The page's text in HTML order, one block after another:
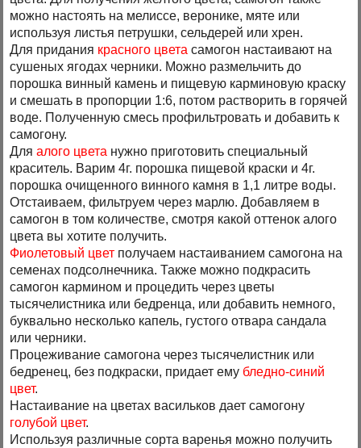
можно настоять на мелиссе, веронике, мяте или
используя листья петрушки, сельдерей или хрен.
Для придания красного цвета самогон настаивают на
сушеных ягодах черники. Можно размельчить до
порошка винный камень и пищевую карминовую краску
и смешать в пропорции 1:6, потом растворить в горячей
воде. Полученную смесь профильтровать и добавить к
самогону.
Дляалого цвета нужно приготовить специальный
краситель. Варим 4г. порошка пищевой краски и 4г.
порошка очищенного винного камня в 1,1 литре воды.
Отстаиваем, фильтруем через марлю. Добавляем в
самогон в том количестве, смотря какой оттенок алого
цвета вы хотите получить.
Фиолетовый цвет получаем настаиванием самогона на
семенах подсолнечника. Также можно подкрасить
самогон кармином и процедить через цветы
тысячелистника или бедренца, или добавить немного,
буквально несколько капель, густого отвара сандала
или черники.
Процеживание самогона через тысячелистник или
бедренец, без подкраски, придает ему бледно-синий
цвет.
Настаивание на цветах васильков дает самогону
голубой цвет.
Используя различные сорта варенья можно получить